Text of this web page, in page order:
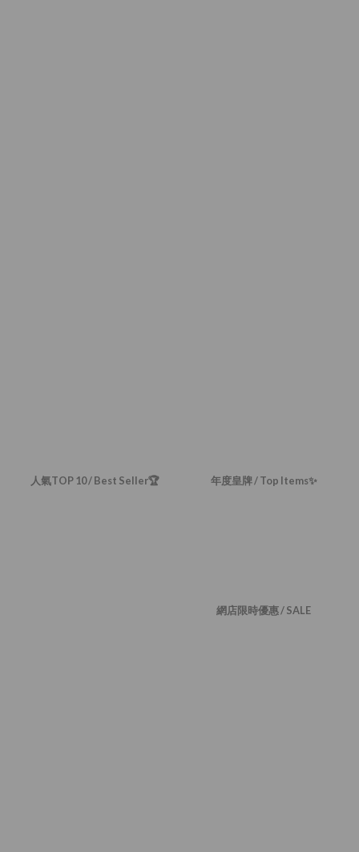
人氣TOP 10 / Best Seller🏆 年度皇牌 / Top Items✨
網店限時優惠 / SALE